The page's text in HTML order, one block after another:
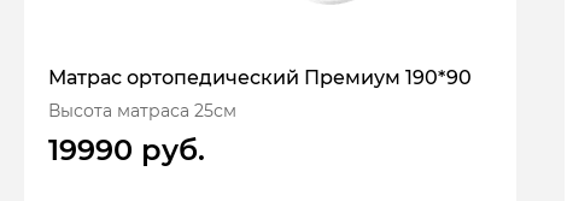
Матрас ортопедический Премиум 190*90
Высота матраса 25см
19990 руб.